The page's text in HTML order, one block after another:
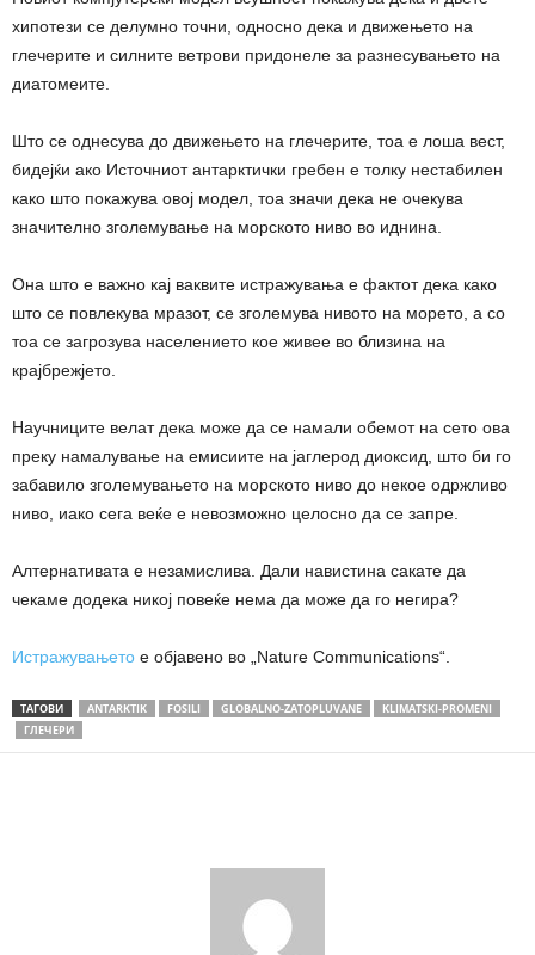
хипотези се делумно точни, односно дека и движењето на
глечерите и силните ветрови придонеле за разнесувањето на
диатомеите.
Што се однесува до движењето на глечерите, тоа е лоша вест,
бидејќи ако Источниот антарктички гребен е толку нестабилен
како што покажува овој модел, тоа значи дека не очекува
значително зголемување на морското ниво во иднина.
Она што е важно кај ваквите истражувања е фактот дека како
што се повлекува мразот, се зголемува нивото на морето, а со
тоа се загрозува населението кое живее во близина на
крајбрежјето.
Научниците велат дека може да се намали обемот на сето ова
преку намалување на емисиите на јаглерод диоксид, што би го
забавило зголемувањето на морското ниво до некое одржливо
ниво, иако сега веќе е невозможно целосно да се запре.
Алтернативата е незамислива. Дали навистина сакате да
чекаме додека никој повеќе нема да може да го негира?
Истражувањето е објавено во „Nature Communications“.
ТАГОВИ ANTARKTIK FOSILI GLOBALNO-ZATOPLUVANE
KLIMATSKI-PROMENI
ГЛЕЧЕРИ